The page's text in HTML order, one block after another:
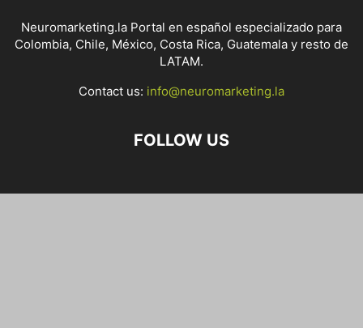
Neuromarketing.la Portal en español especializado para
Colombia, Chile, México, Costa Rica, Guatemala y resto de
LATAM.
Contact us: info@neuromarketing.la
FOLLOW US